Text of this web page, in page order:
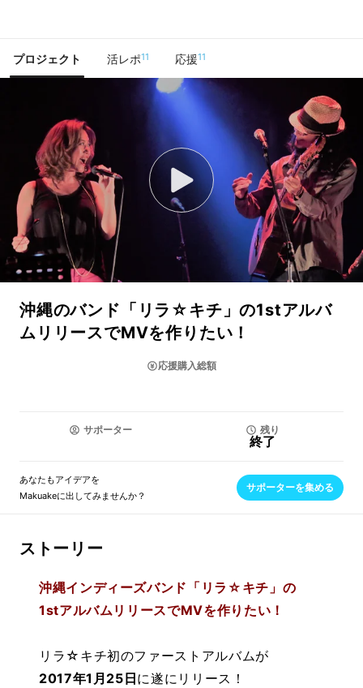
プロジェクト 活レポ11 応援11
沖縄のバンド「リラ☆キチ」の1stアルバ
ムリリースでMVを作りたい！
応援購入総額
サポーター 残り
終了
あなたもアイデアを
Makuakeに出してみませんか？
サポーターを集める
ストーリー
沖縄インディーズバンド「リラ☆キチ」の
1stアルバムリリースでMVを作りたい！
リラ☆キチ初のファーストアルバムが
2017年1月25日に遂にリリース！